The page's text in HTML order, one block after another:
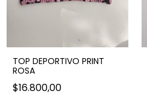
TOP DEPORTIVO PRINT
ROSA
$16.800,00